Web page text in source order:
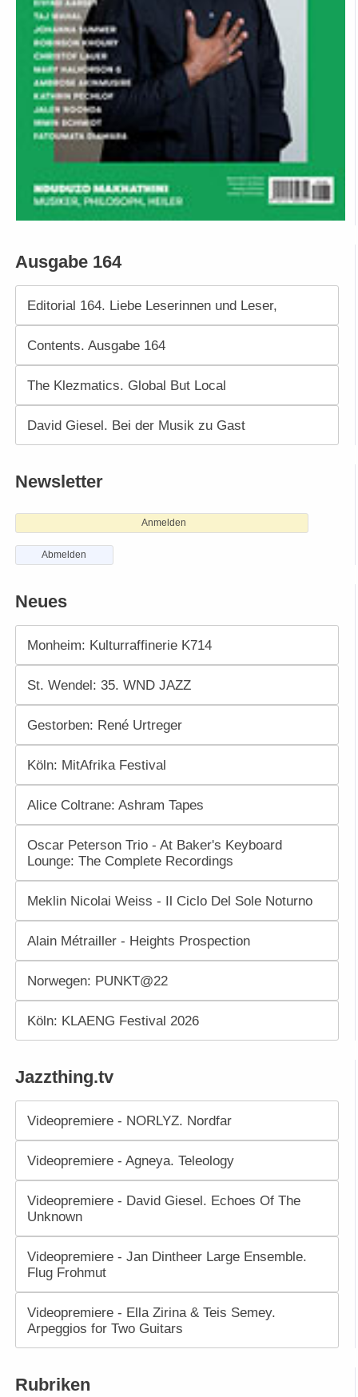
Ausgabe 164
Editorial 164. Liebe Leserinnen und Leser,
Contents. Ausgabe 164
The Klezmatics. Global But Local
David Giesel. Bei der Musik zu Gast
Newsletter
Anmelden
Abmelden
Neues
Monheim: Kulturraffinerie K714
St. Wendel: 35. WND JAZZ
Gestorben: René Urtreger
Köln: MitAfrika Festival
Alice Coltrane: Ashram Tapes
Oscar Peterson Trio - At Baker's Keyboard
Lounge: The Complete Recordings
Meklin Nicolai Weiss - Il Ciclo Del Sole Noturno
Alain Métrailler - Heights Prospection
Norwegen: PUNKT@22
Köln: KLAENG Festival 2026
Jazzthing.tv
Videopremiere - NORLYZ. Nordfar
Videopremiere - Agneya. Teleology
Videopremiere - David Giesel. Echoes Of The
Unknown
Videopremiere - Jan Dintheer Large Ensemble.
Flug Frohmut
Videopremiere - Ella Zirina & Teis Semey.
Arpeggios for Two Guitars
Rubriken